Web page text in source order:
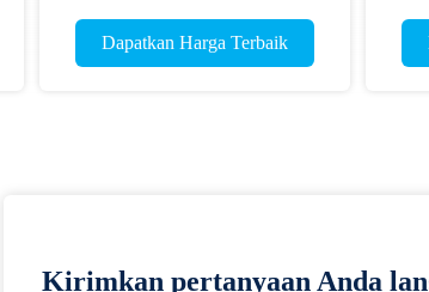
Dapatkan Harga Terbaik
Kirimkan pertanyaan Anda